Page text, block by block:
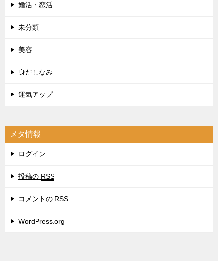
婚活・恋活
未分類
美容
身だしなみ
運気アップ
メタ情報
ログイン
投稿の RSS
コメントの RSS
WordPress.org